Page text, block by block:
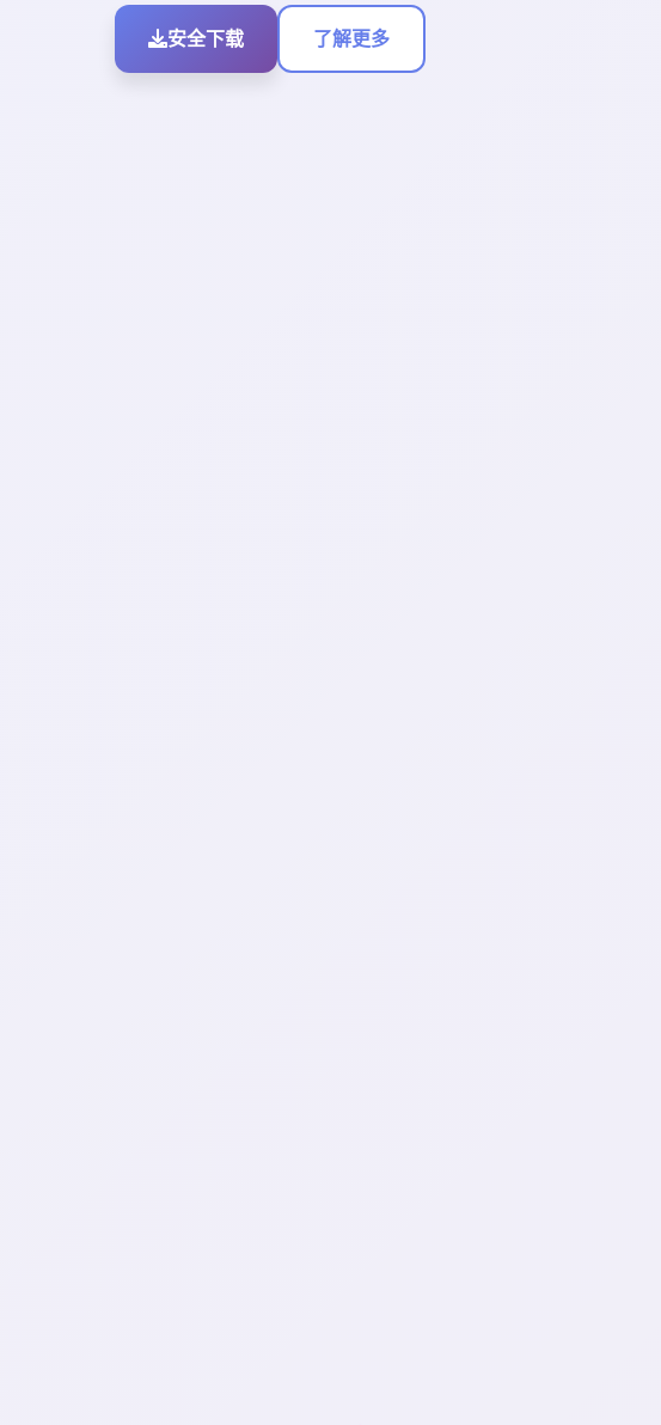
安全下载 了解更多